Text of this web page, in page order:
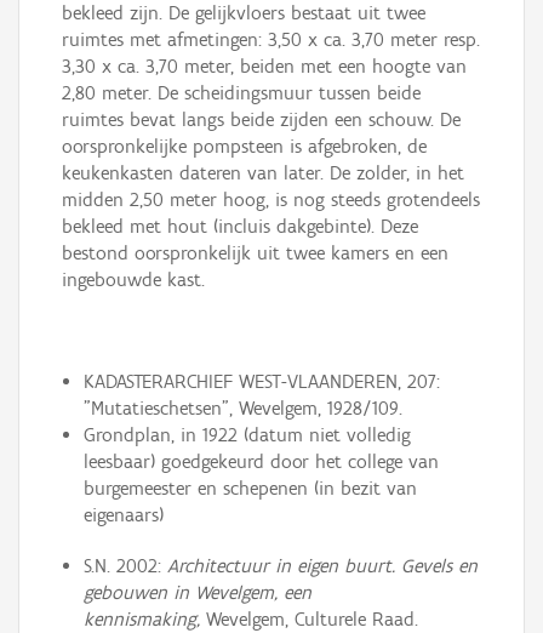
bekleed zijn. De gelijkvloers bestaat uit twee
ruimtes met afmetingen: 3,50 x ca. 3,70 meter resp.
3,30 x ca. 3,70 meter, beiden met een hoogte van
2,80 meter. De scheidingsmuur tussen beide
ruimtes bevat langs beide zijden een schouw. De
oorspronkelijke pompsteen is afgebroken, de
keukenkasten dateren van later. De zolder, in het
midden 2,50 meter hoog, is nog steeds grotendeels
bekleed met hout (incluis dakgebinte). Deze
bestond oorspronkelijk uit twee kamers en een
ingebouwde kast.
KADASTERARCHIEF WEST-VLAANDEREN, 207:
"Mutatieschetsen", Wevelgem, 1928/109.
Grondplan, in 1922 (datum niet volledig
leesbaar) goedgekeurd door het college van
burgemeester en schepenen (in bezit van
eigenaars)
S.N. 2002: Architectuur in eigen buurt. Gevels en
gebouwen in Wevelgem, een
kennismaking, Wevelgem, Culturele Raad.